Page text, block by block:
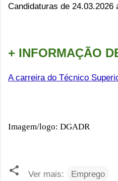
Candidaturas de 24.03.2026
+ INFORMAÇÃO
A carreira do Técnico
Imagem/logo: DGADR
Ver mais: Emprego